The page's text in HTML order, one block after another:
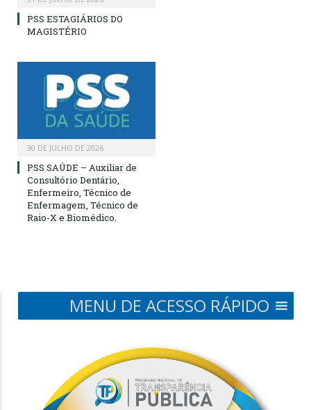
PSS ESTAGIÁRIOS DO
MAGISTÉRIO
30 DE JULHO DE 2026
PSS SAÚDE – Auxiliar de
Consultório Dentário,
Enfermeiro, Técnico de
Enfermagem, Técnico de
Raio-X e Biomédico.
MENU DE ACESSO RÁPIDO